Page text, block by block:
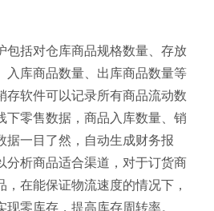
包括对仓库商品规格数量、存放
入库商品数量、出库商品数量等
存软件可以记录所有商品流动数
下零售数据，商品入库数量、销
据一目了然，自动生成财务报
分析商品适合渠道，对于订货商
在能保证物流速度的情况下，
零库存，提高库存周转率。